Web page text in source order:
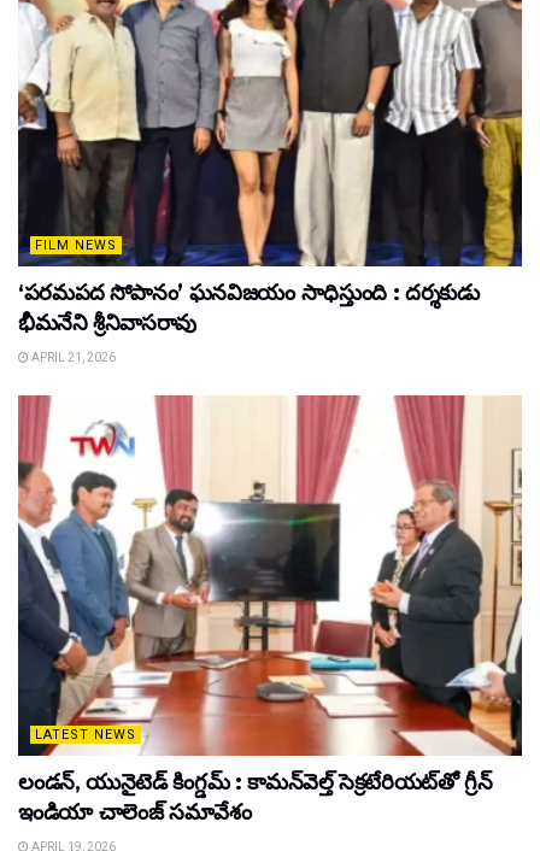
FILM NEWS
‘పరమపద సోపానం’ ఘనవిజయం సాధిస్తుంది : దర్శకుడు
భీమనేని శ్రీనివాసరావు
APRIL 21, 2026
LATEST NEWS
లండన్, యునైటెడ్ కింగ్డమ్ : కామన్‌వెల్త్ సెక్రటేరియట్‌తో గ్రీన్
ఇండియా చాలెంజ్ సమావేశం
APRIL 19, 2026